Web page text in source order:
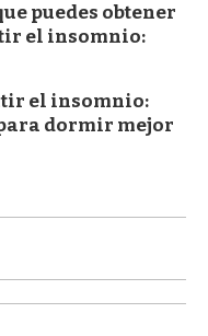
puedes obtener
el insomnio:
el insomnio:
dormir mejor